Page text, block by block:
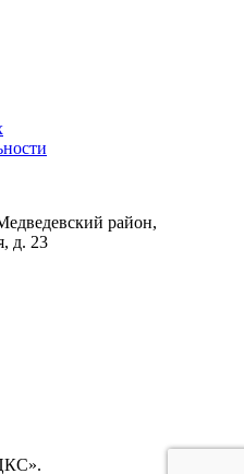
район,
д. 23